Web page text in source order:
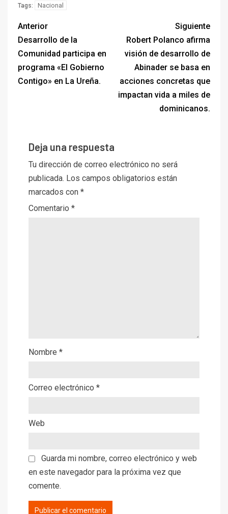
Tags: Nacional
Anterior
Desarrollo de la
Comunidad participa en
programa «El Gobierno
Contigo» en La Ureña.
Siguiente
Robert Polanco afirma
visión de desarrollo de
Abinader se basa en
acciones concretas que
impactan vida a miles de
dominicanos.
Deja una respuesta
Tu dirección de correo electrónico no será
publicada. Los campos obligatorios están
marcados con *
Comentario *
Nombre *
Correo electrónico *
Web
Guarda mi nombre, correo electrónico y web
en este navegador para la próxima vez que
comente.